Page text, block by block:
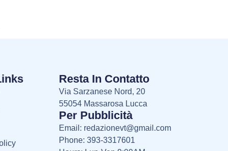
Resta In Contatto
Via Sarzanese Nord, 20
55054 Massarosa Lucca
Per Pubblicità
Email: redazionevt@gmail.com
Phone: 393-3317601